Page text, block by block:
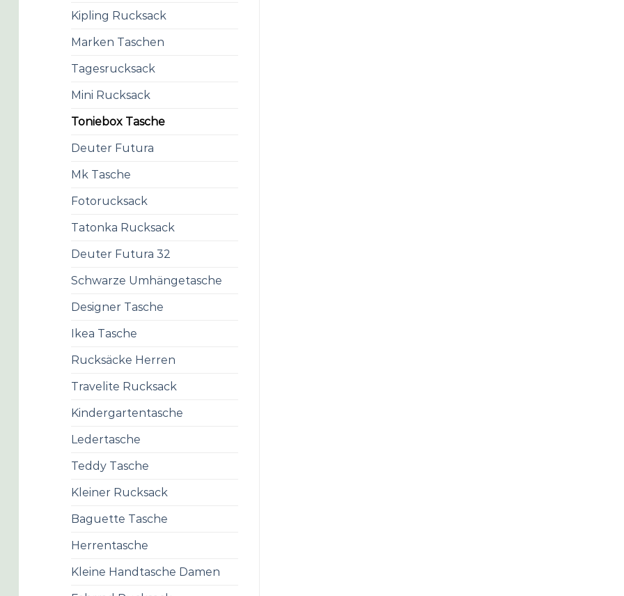
Kipling Rucksack
Marken Taschen
Tagesrucksack
Mini Rucksack
Toniebox Tasche
Deuter Futura
Mk Tasche
Fotorucksack
Tatonka Rucksack
Deuter Futura 32
Schwarze Umhängetasche
Designer Tasche
Ikea Tasche
Rucksäcke Herren
Travelite Rucksack
Kindergartentasche
Ledertasche
Teddy Tasche
Kleiner Rucksack
Baguette Tasche
Herrentasche
Kleine Handtasche Damen